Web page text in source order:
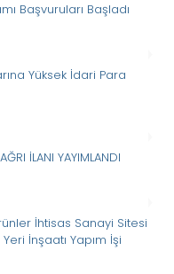
Başvuruları Başladı
Yüksek İdari Para
İLANI YAYIMLANDI
İhtisas Sanayi Sitesi
İnşaatı Yapım İşi